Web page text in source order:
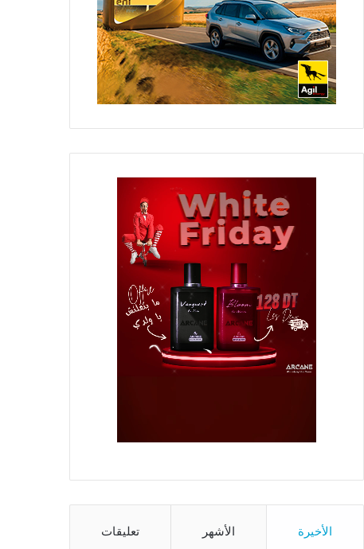
الأخيرة الأشهر تعليقات